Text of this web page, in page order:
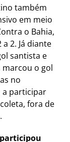
também
em meio
o Bahia,
2. Já diante
santista e
marcou o gol
no
a participar
fora de